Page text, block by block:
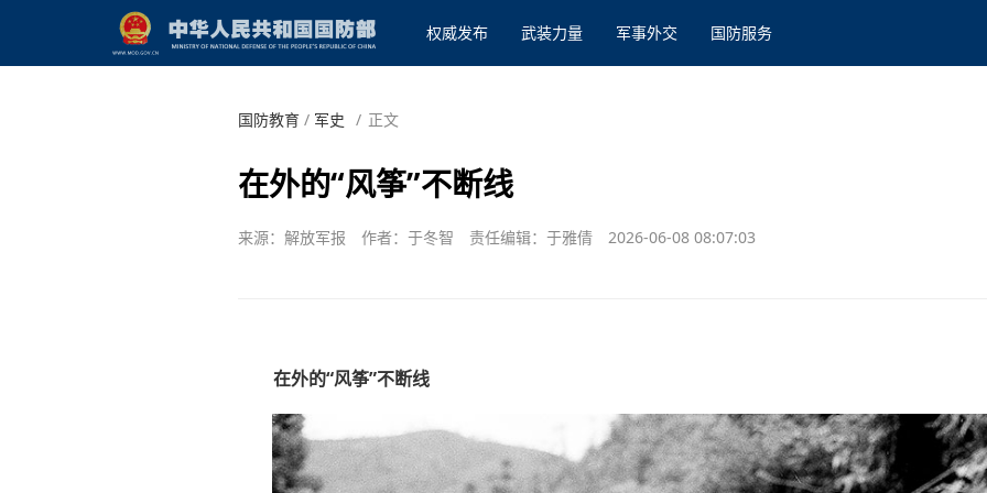
权威发布 武装力量 军事外交 国防服务
国防教育/ 军史 / 正文
在外的“风筝”不断线
来源：解放军报 作者：于冬智 责任编辑：于雅倩 2026-06-08 08:07:03
在外的“风筝”不断线